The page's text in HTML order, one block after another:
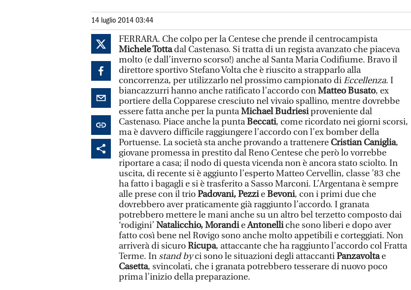
14 luglio 2014 03:44
FERRARA. Che colpo per la Centese che prende il centrocampista
Michele Tottadal Castenaso. Si tratta di un regista avanzato che piaceva
molto (e dall’inverno scorso!) anche al Santa Maria Codifiume. Bravo il
direttore sportivo Stefano Volta che è riuscito a strapparlo alla
concorrenza, per utilizzarlo nel prossimo campionato diEccellenza. I
biancazzurri hanno anche ratificato l’accordo conMatteo Busato, ex
portiere della Copparese cresciuto nel vivaio spallino, mentre dovrebbe
essere fatta anche per la puntaMichael Budriesiproveniente dal
Castenaso. Piace anche la puntaBeccati, come ricordato nei giorni scorsi,
ma è davvero difficile raggiungere l’accordo con l’ex bomber della
Portuense. La società sta anche provando a trattenere Cristian Caniglia,
giovane promessa in prestito dal Reno Centese che però lo vorrebbe
riportare a casa; il nodo di questa vicenda non è ancora stato sciolto. In
uscita, di recente si è aggiunto l’esperto Matteo Cervellin, classe ’83 che
ha fatto i bagagli e si è trasferito a Sasso Marconi. L’Argentana è sempre
alle prese con il trioPadovani, PezzieBevoni, con i primi due che
dovrebbero aver praticamente già raggiunto l’accordo. I granata
potrebbero mettere le mani anche su un altro bel terzetto composto dai
‘rodigini’ Natalicchio, MorandieAntonelliche sono liberi e dopo aver
fatto così bene nel Rovigo sono anche molto appetibili e corteggiati. Non
arriverà di sicuroRicupa, attaccante che ha raggiunto l’accordo col Fratta
Terme. In stand byci sono le situazioni degli attaccantiPanzavoltae
Casetta, svincolati, che i granata potrebbero tesserare di nuovo poco
prima l’inizio della preparazione.